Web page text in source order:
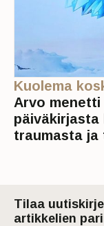
Kuolema
Arvo
päiväkirjasta
traumasta
Tilaa
artikkelien